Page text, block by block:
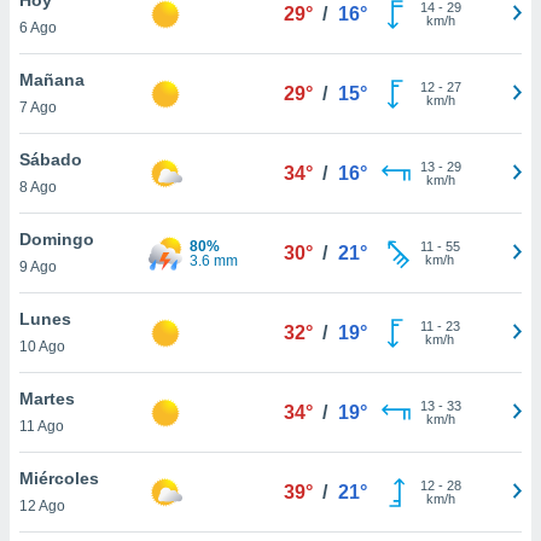
en
más
nuestra
de
cookies
aceptar
6 Ago
29° / 16° 14- 29
km/h
Mañana
7 Ago
29° / 15° 12- 27
km/h
Sábado
8 Ago
34° / 16° 13- 29
km/h
Domingo
9 Ago
80%
3.6 mm
30° / 21° 11 - 55
km/h
Lunes
10 Ago
32° / 19° 11 - 23
km/h
Martes
11 Ago
34° / 19° 13- 33
km/h
Miércoles
12 Ago
39° / 21° 12- 28
km/h